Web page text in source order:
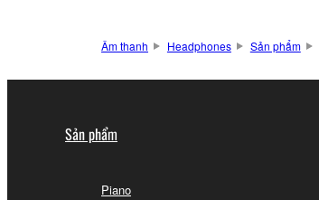
Âm thanh Headphones Sản phẩm
Sản phẩm
Piano